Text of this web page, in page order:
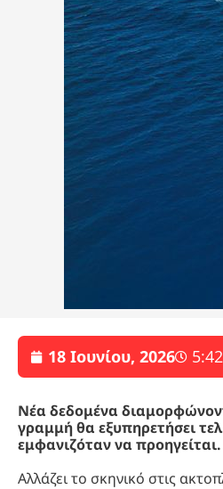
18 Ιουνίου, 2026
Νέα δεδομένα
γραμμή θα εξυπηρετήσει
εμφανιζόταν να προηγείται.
Αλλάζει το σκηνικό στις